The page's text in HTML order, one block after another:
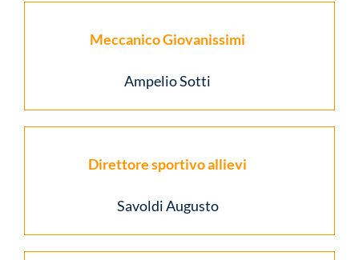
Meccanico Giovanissimi
Ampelio Sotti
Direttore sportivo allievi
Savoldi Augusto